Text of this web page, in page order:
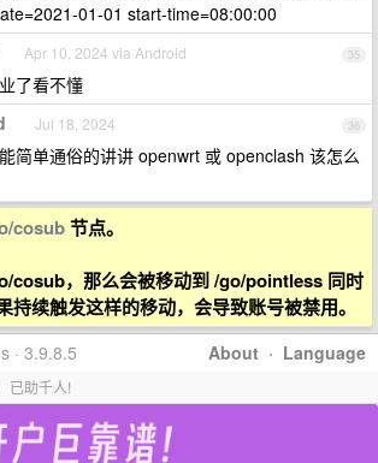
01-01 start-time=08:00:00
35
Apr 10, 2024 via Android
了看不懂
36
Jul 18, 2024
简单通俗的讲讲 openwrt 或 openclash 该怎么
cosub节点。
cosub，那么会被移动到 /go/pointless 同时
持续触发这样的移动，会导致账号被禁用。
About · Language
· 3.9.8.5
已助千人!